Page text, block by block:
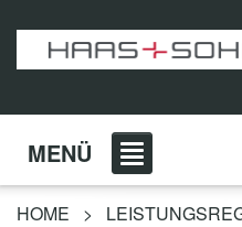
MENÜ
HOME >